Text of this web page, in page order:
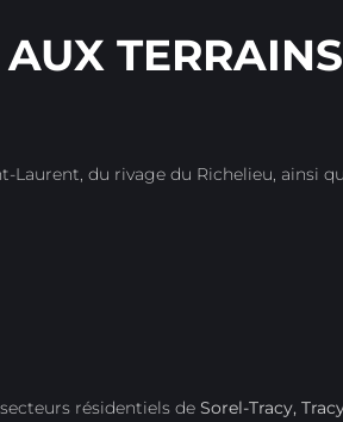
Laurent, du rivage du Richelieu, ainsi
résidentiels de Sorel-Tracy,